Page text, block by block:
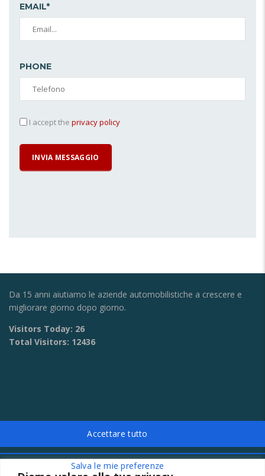
EMAIL*
PHONE
I accept the privacy policy
Da 15 anni aiutiamo le aziende automobilistiche a crescere e
migliorare giorno dopo giorno.
Visitors Today: 26
Total Visitors: 12436